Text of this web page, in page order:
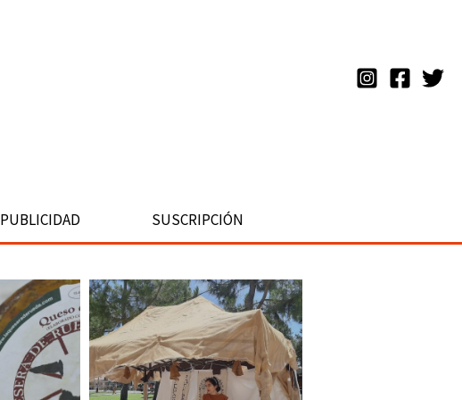
PUBLICIDAD SUSCRIPCIÓN